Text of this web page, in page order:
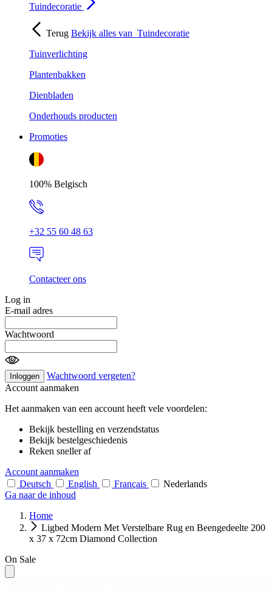
Tuindecoratie
Terug Bekijk alles van Tuindecoratie
Tuinverlichting
Plantenbakken
Dienbladen
Onderhouds producten
Promoties
100% Belgisch
+32 55 60 48 63
Contacteer ons
Log in
E-mail adres
Wachtwoord
Inloggen
Wachtwoord vergeten?
Account aanmaken
Het aanmaken van een account heeft vele voordelen:
Bekijk bestelling en verzendstatus
Bekijk bestelgeschiedenis
Reken sneller af
Account aanmaken
Deutsch
English Français
Nederlands
Ga naar de inhoud
Home
Ligbed Modern Met Verstelbare Rug en Beengedeelte 200
x 37 x 72cm Diamond Collection
On Sale